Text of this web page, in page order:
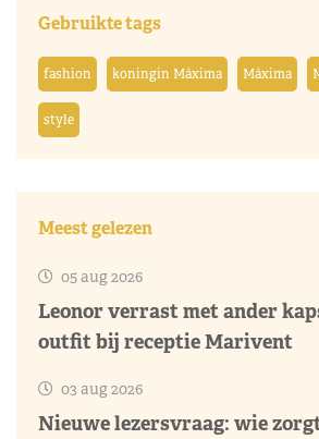
Gebruikte tags
fashion koningin Máxima Máxima
style
Meest gelezen
05 aug 2026
Leonor verrast met ander
outfit bij receptie Marivent
03 aug 2026
Nieuwe lezersvraag: wie